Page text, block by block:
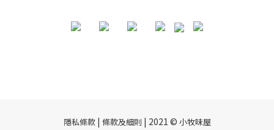
隱私條款| 條款及細則 | 2021 © 小牧味屋